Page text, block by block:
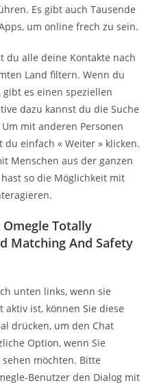
Es gibt auch Tausende
um online frech zu sein.
du alle deine Kontakte nach
Land filtern. Wenn du
es einen speziellen
dazu kannst du die Suche
mit anderen Personen
einfach « Weiter » klicken.
Menschen aus der ganzen
so die Möglichkeit mit
Omegle Totally
Matching And Safety
unten links, wenn sie
ist, können Sie diese
drücken, um den Chat
Option, wenn Sie
möchten. Bitte
Benutzer den Dialog mit